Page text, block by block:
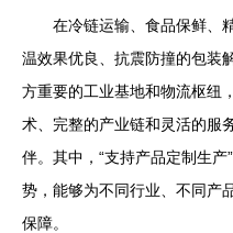
在冷链运输、食品保鲜、
温效果优良、抗震防撞的包装
方重要的工业基地和物流枢纽
术、完整的产业链和灵活的服
伴。其中，“支持产品定制生
势，能够为不同行业、不同产
保障。